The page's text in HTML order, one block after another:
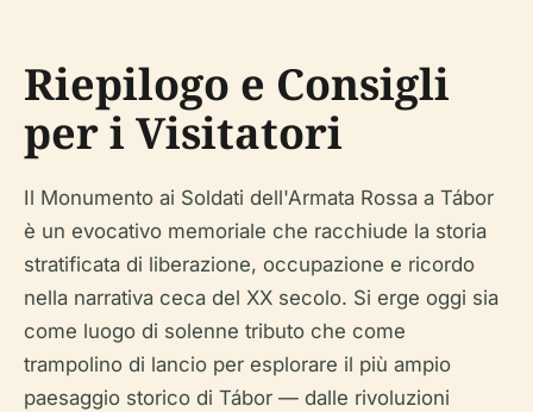
Riepilogo e Consigli
per i Visitatori
Il Monumento ai Soldati dell'Armata Rossa a Tábor
è un evocativo memoriale che racchiude la storia
stratificata di liberazione, occupazione e ricordo
nella narrativa ceca del XX secolo. Si erge oggi sia
come luogo di solenne tributo che come
trampolino di lancio per esplorare il più ampio
paesaggio storico di Tábor — dalle rivoluzioni